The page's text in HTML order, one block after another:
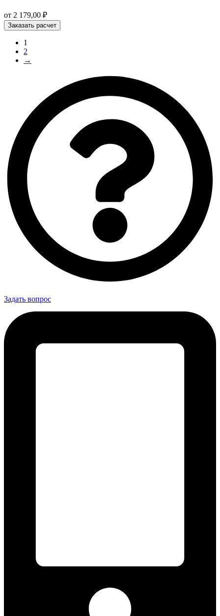
от 2 179,00 ₽
Заказать расчет
1
2
→
Задать вопрос